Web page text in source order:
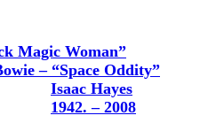
Magic Woman”
– “Space Oddity”
Isaac Hayes
1942. – 2008